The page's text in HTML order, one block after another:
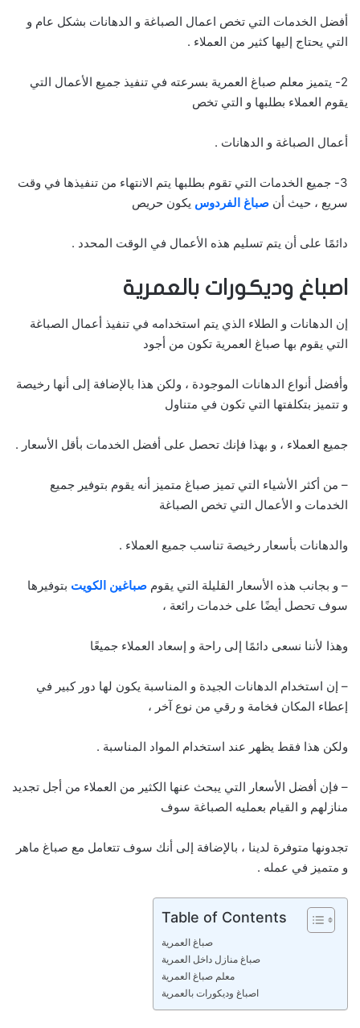
أفضل الخدمات التي تخص اعمال الصباغة و الدهانات بشكل عام و
التي يحتاج إليها كثير من العملاء .
2- يتميز معلم صباغ العمرية بسرعته في تنفيذ جميع الأعمال التي
يقوم العملاء بطلبها و التي تخص
أعمال الصباغة و الدهانات .
3- جميع الخدمات التي تقوم بطلبها يتم الانتهاء من تنفيذها في وقت
سريع ، حيث أن صباغ الفردوس يكون حريص
دائمًا على أن يتم تسليم هذه الأعمال في الوقت المحدد .
اصباغ وديكورات بالعمرية
إن الدهانات و الطلاء الذي يتم استخدامه في تنفيذ أعمال الصباغة
التي يقوم بها صباغ العمرية تكون من أجود
وأفضل أنواع الدهانات الموجودة ، ولكن هذا بالإضافة إلى أنها رخيصة
و تتميز بتكلفتها التي تكون في متناول
جميع العملاء ، و بهذا فإنك تحصل على أفضل الخدمات بأقل الأسعار .
– من أكثر الأشياء التي تميز صباغ متميز أنه يقوم بتوفير جميع
الخدمات و الأعمال التي تخص الصباغة
والدهانات بأسعار رخيصة تناسب جميع العملاء .
– و بجانب هذه الأسعار القليلة التي يقوم صباغين الكويت بتوفيرها
سوف تحصل أيضًا على خدمات رائعة ،
وهذا لأننا نسعى دائمًا إلى راحة و إسعاد العملاء جميعًا
– إن استخدام الدهانات الجيدة و المناسبة يكون لها دور كبير في
إعطاء المكان فخامة و رقي من نوع آخر ،
ولكن هذا فقط يظهر عند استخدام المواد المناسبة .
– فإن أفضل الأسعار التي يبحث عنها الكثير من العملاء من أجل تجديد
منازلهم و القيام بعمليه الصباغة سوف
تجدونها متوفرة لدينا ، بالإضافة إلى أنك سوف تتعامل مع صباغ ماهر
و متميز في عمله .
Table of Contents
صباغ العمرية
صباغ منازل داخل العمرية
معلم صباغ العمرية
اصباغ وديكورات بالعمرية